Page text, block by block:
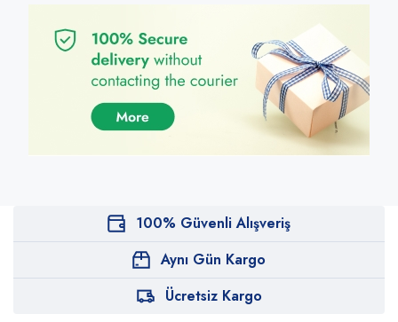
100% Güvenli Alışveriş
Aynı Gün Kargo
Ücretsiz Kargo